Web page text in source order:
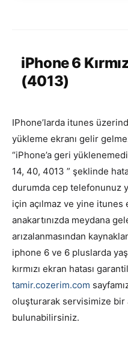
iPhone 6
(4013)
IPhone’larda itunes
yükleme ekranı gelir
“iPhone’a geri
14, 40, 4013 ” şeklinde
durumda cep telefonunuz
için açılmaz ve yine itunes
anakartınızda meydana
arızalanmasından
iphone 6 ve 6 pluslarda
kırmızı ekran hatası
tamir.cozerim.com
oluşturarak servisimize bir
bulunabilirsiniz.